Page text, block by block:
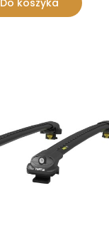
Do koszyka